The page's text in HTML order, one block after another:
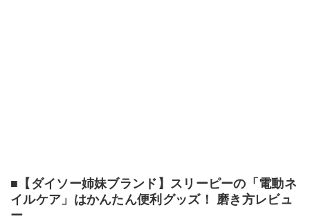
■【ダイソー姉妹ブランド】スリーピーの「電動ネ
イルケア」はかんたん便利グッズ！ 磨き方レビュ
ー